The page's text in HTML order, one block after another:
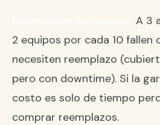
A 3
2 equipos por cada 10
necesiten reemplazo
pero con downtime). Si la
costo es solo de tiempo
comprar reemplazos.